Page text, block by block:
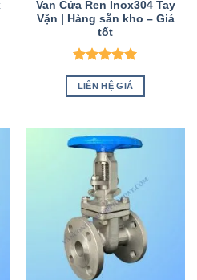
Van Cửa Ren Inox304 Tay
Vặn | Hàng sẵn kho – Giá
tốt
Được xếp
hạng55
sao
LIÊN HỆ GIÁ